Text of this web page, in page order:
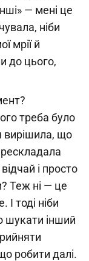
— мені це
ніби
мрії й
до цього,
треба було
вирішила, що
і просто
Теж ні — це
тоді ніби
шукати інший
робити далі.